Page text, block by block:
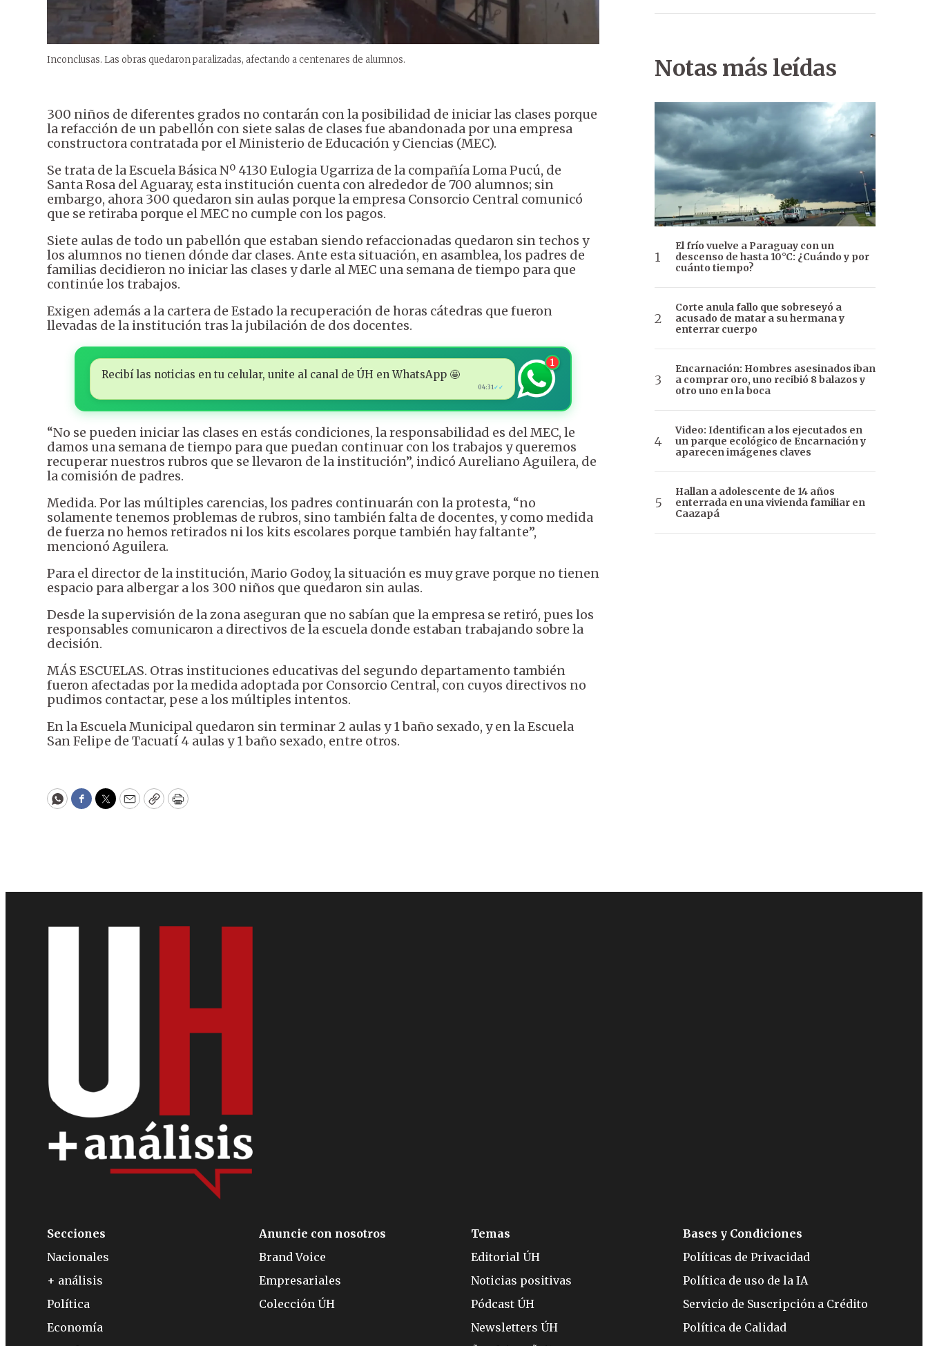
Inconclusas. Las obras quedaron paralizadas, afectando a centenares de alumnos.
300 niños de diferentes grados no contarán con la posibilidad de iniciar las clases porque
la refacción de un pabellón con siete salas de clases fue abandonada por una empresa
constructora contratada por el Ministerio de Educación y Ciencias (MEC).
Se trata de la Escuela Básica Nº 4130 Eulogia Ugarriza de la compañía Loma Pucú, de
Santa Rosa del Aguaray, esta institución cuenta con alrededor de 700 alumnos; sin
embargo, ahora 300 quedaron sin aulas porque la empresa Consorcio Central comunicó
que se retiraba porque el MEC no cumple con los pagos.
Siete aulas de todo un pabellón que estaban siendo refaccionadas quedaron sin techos y
los alumnos no tienen dónde dar clases. Ante esta situación, en asamblea, los padres de
familias decidieron no iniciar las clases y darle al MEC una semana de tiempo para que
continúe los trabajos.
Exigen además a la cartera de Estado la recuperación de horas cátedras que fueron
llevadas de la institución tras la jubilación de dos docentes.
Recibí las noticias en tu celular, unite al canal de ÚH en WhatsApp 🤩
04:31✓✓
1
“No se pueden iniciar las clases en estás condiciones, la responsabilidad es del MEC, le
damos una semana de tiempo para que puedan continuar con los trabajos y queremos
recuperar nuestros rubros que se llevaron de la institución”, indicó Aureliano Aguilera, de
la comisión de padres.
Medida. Por las múltiples carencias, los padres continuarán con la protesta, “no
solamente tenemos problemas de rubros, sino también falta de docentes, y como medida
de fuerza no hemos retirados ni los kits escolares porque también hay faltante”,
mencionó Aguilera.
Para el director de la institución, Mario Godoy, la situación es muy grave porque no tienen
espacio para albergar a los 300 niños que quedaron sin aulas.
Desde la supervisión de la zona aseguran que no sabían que la empresa se retiró, pues los
responsables comunicaron a directivos de la escuela donde estaban trabajando sobre la
decisión.
MÁS ESCUELAS. Otras instituciones educativas del segundo departamento también
fueron afectadas por la medida adoptada por Consorcio Central, con cuyos directivos no
pudimos contactar, pese a los múltiples intentos.
En la Escuela Municipal quedaron sin terminar 2 aulas y 1 baño sexado, y en la Escuela
San Felipe de Tacuatí 4 aulas y 1 baño sexado, entre otros.
WhatsApp
Facebook
Twitter
EmailCopyPrint
Notas más leídas
El frío vuelve a Paraguay con un
descenso de hasta 10°C: ¿Cuándo y por
cuánto tiempo?
Corte anula fallo que sobreseyó a
acusado de matar a su hermana y
enterrar cuerpo
Encarnación: Hombres asesinados iban
a comprar oro, uno recibió 8 balazos y
otro uno en la boca
Video: Identifican a los ejecutados en
un parque ecológico de Encarnación y
aparecen imágenes claves
Hallan a adolescente de 14 años
enterrada en una vivienda familiar en
Caazapá
Secciones
Nacionales
+ análisis
Política
Economía
Anuncie con nosotros
Brand Voice
Empresariales
Colección ÚH
Temas
Editorial ÚH
Noticias positivas
Pódcast ÚH
Newsletters ÚH
Bases y Condiciones
Políticas de Privacidad
Política de uso de la IA
Servicio de Suscripción a Crédito
Política de Calidad